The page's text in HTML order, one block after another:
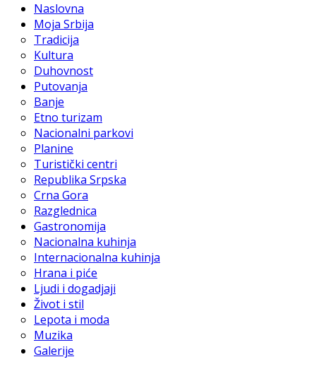
Naslovna
Moja Srbija
Tradicija
Kultura
Duhovnost
Putovanja
Banje
Etno turizam
Nacionalni parkovi
Planine
Turistički centri
Republika Srpska
Crna Gora
Razglednica
Gastronomija
Nacionalna kuhinja
Internacionalna kuhinja
Hrana i piće
Ljudi i dogadjaji
Život i stil
Lepota i moda
Muzika
Galerije